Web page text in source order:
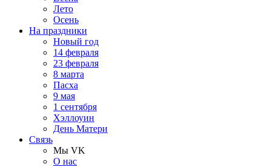
Лето
Осень
На праздники
Новый год
14 февраля
23 февраля
8 марта
Пасха
9 мая
1 сентября
Хэллоуин
День Матери
Связь
Мы VK
О нас